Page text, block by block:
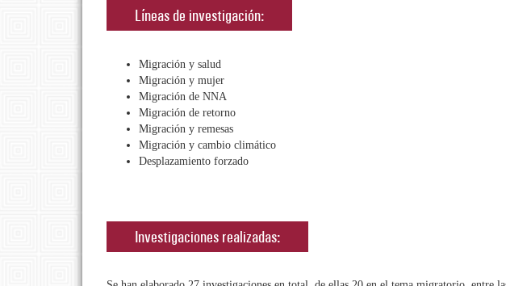
Líneas de investigación:
Migración y salud
Migración y mujer
Migración de NNA
Migración de retorno
Migración y remesas
Migración y cambio climático
Desplazamiento forzado
Investigaciones realizadas: